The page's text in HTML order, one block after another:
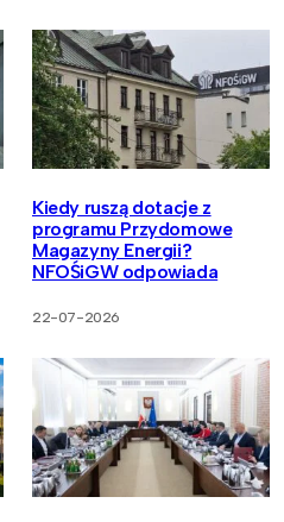
Kiedy ruszą dotacje z
programu Przydomowe
Magazyny Energii?
NFOŚiGW odpowiada
22-07-2026